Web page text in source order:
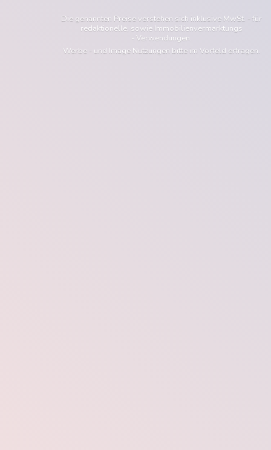
Die genannten Preise verstehen sich inklusive MwSt. - für
redaktionelle, sowie Immobilienvermarktungs
- Verwendungen.
Werbe - und Image Nutzungen bitte im Vorfeld erfragen.